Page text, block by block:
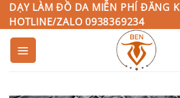
Bỏ
qua
nội
DẠY LÀM ĐỒ DA MIỄN PHÍ ĐĂNG
HOTLINE/ZALO 0938369234